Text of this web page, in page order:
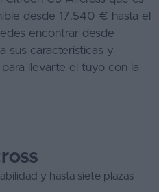
desde 17.540 € hasta el
encontrar desde
sus características y
llevarte el tuyo con la
y hasta siete plazas